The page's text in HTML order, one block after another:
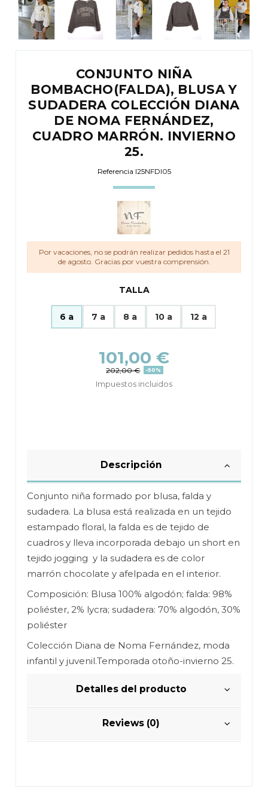
CONJUNTO NIÑA
BOMBACHO(FALDA), BLUSA Y
SUDADERA COLECCIÓN DIANA
DE NOMA FERNÁNDEZ,
CUADRO MARRÓN. INVIERNO
25.
Referencia I25NFDI05
Por vacaciones, no se podrán realizar pedidos hasta el 21
de agosto. Gracias por vuestra comprensión.
TALLA
6 a 7 a 8 a 10 a 12 a
101,00 €
202,00 € -50%
Impuestos incluidos
Descripción
Conjunto niña formado por blusa, falda y
sudadera. La blusa está realizada en un tejido
estampado floral, la falda es de tejido de
cuadros y lleva incorporada debajo un short en
tejido jogging y la sudadera es de color
marrón chocolate y afelpada en el interior.
Composición: Blusa 100% algodón; falda: 98%
poliéster, 2% lycra; sudadera: 70% algodón, 30%
poliéster
Colección Diana de Noma Fernández, moda
infantil y juvenil.Temporada otoño-invierno 25.
Detalles del producto
Reviews (0)